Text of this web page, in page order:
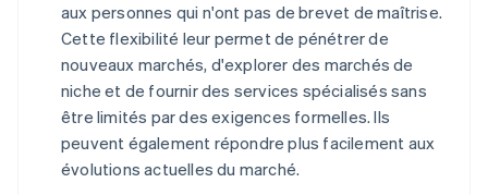
aux personnes qui n'ont pas de brevet de maîtrise.
Cette flexibilité leur permet de pénétrer de
nouveaux marchés, d'explorer des marchés de
niche et de fournir des services spécialisés sans
être limités par des exigences formelles. Ils
peuvent également répondre plus facilement aux
évolutions actuelles du marché.